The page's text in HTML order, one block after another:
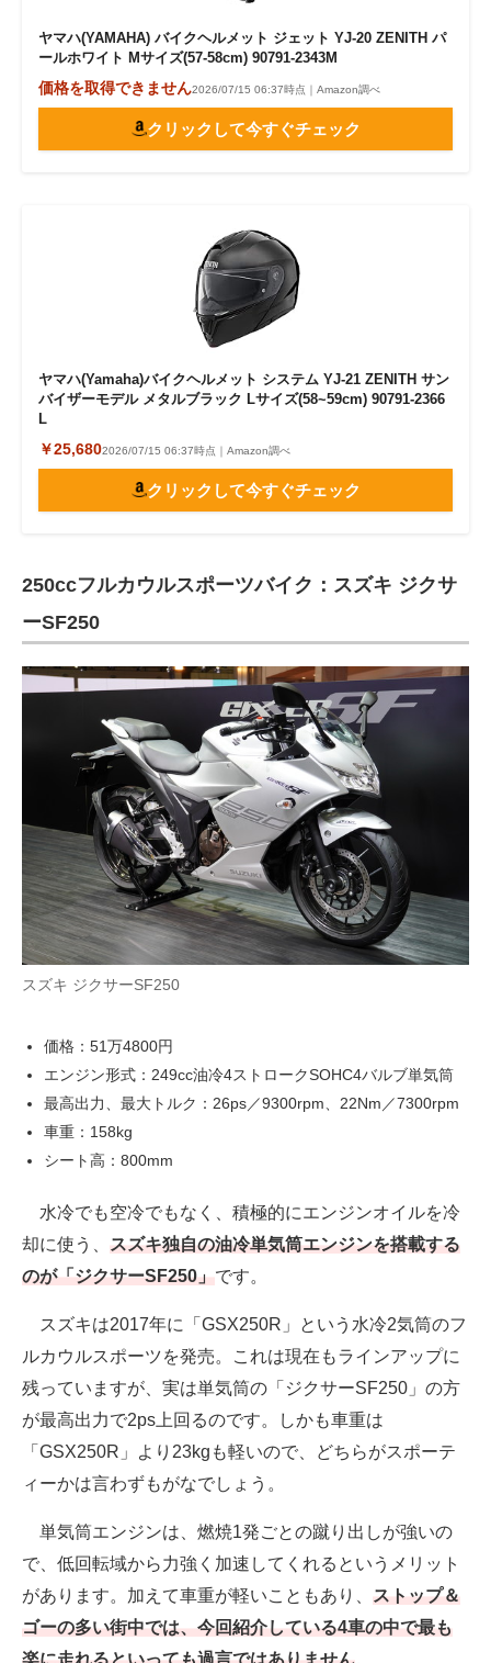
ヤマハ(YAMAHA) バイクヘルメット ジェット YJ-20 ZENITH パ
ールホワイト Mサイズ(57-58cm) 90791-2343M
価格を取得できません2026/07/15 06:37時点｜Amazon調べ
クリックして今すぐチェック
ヤマハ(Yamaha)バイクヘルメット システム YJ-21 ZENITH サン
バイザーモデル メタルブラック Lサイズ(58~59cm) 90791-2366
L
￥25,6802026/07/15 06:37時点｜Amazon調べ
クリックして今すぐチェック
250ccフルカウルスポーツバイク：スズキ ジクサ
ーSF250
スズキ ジクサーSF250
価格：51万4800円
エンジン形式：249cc油冷4ストロークSOHC4バルブ単気筒
最高出力、最大トルク：26ps／9300rpm、22Nm／7300rpm
車重：158kg
シート高：800mm
水冷でも空冷でもなく、積極的にエンジンオイルを冷
却に使う、 スズキ独自の油冷単気筒エンジンを搭載する
のが「ジクサーSF250」です。
スズキは2017年に「GSX250R」という水冷2気筒のフ
ルカウルスポーツを発売。これは現在もラインアップに
残っていますが、実は単気筒の「ジクサーSF250」の方
が最高出力で2ps上回るのです。しかも車重は
「GSX250R」より23kgも軽いので、どちらがスポーテ
ィーかは言わずもがなでしょう。
単気筒エンジンは、燃焼1発ごとの蹴り出しが強いの
で、低回転域から力強く加速してくれるというメリット
があります。加えて車重が軽いこともあり、 ストップ＆
ゴーの多い街中では、今回紹介している4車の中で最も
楽に走れるといっても過言ではありません。